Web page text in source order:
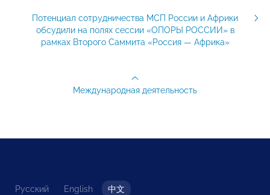
Потенциал сотрудничества МСП России и Африки
обсудили на полях сессии «ОПОРЫ РОССИИ» в
рамках Второго Саммита «Россия — Африка»
Международная деятельность
Русский English 中文